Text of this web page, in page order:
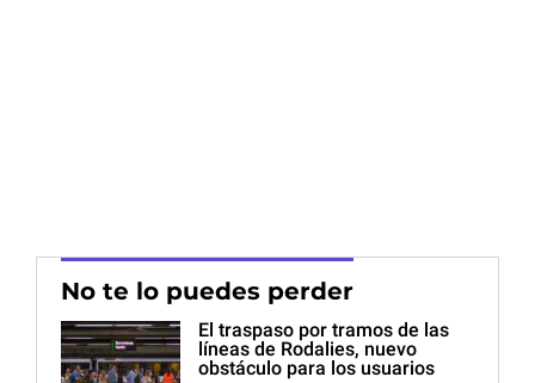
No te lo puedes perder
El traspaso por tramos de las
líneas de Rodalies, nuevo
obstáculo para los usuarios